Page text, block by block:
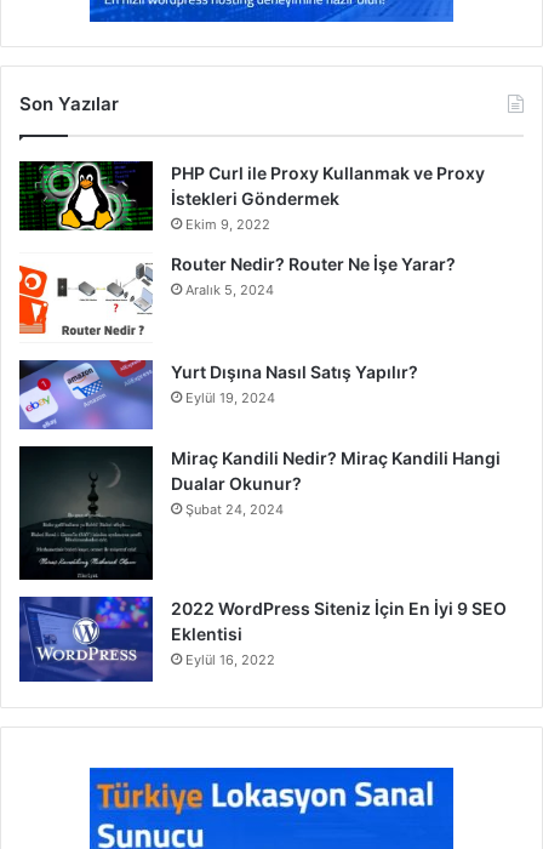
Son Yazılar
PHP Curl ile Proxy Kullanmak ve Proxy
İstekleri Göndermek
Ekim 9, 2022
Router Nedir? Router Ne İşe Yarar?
Aralık 5, 2024
Yurt Dışına Nasıl Satış Yapılır?
Eylül 19, 2024
Miraç Kandili Nedir? Miraç Kandili Hangi
Dualar Okunur?
Şubat 24, 2024
2022 WordPress Siteniz İçin En İyi 9 SEO
Eklentisi
Eylül 16, 2022